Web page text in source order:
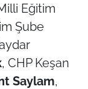
Eğitim
Şube
, CHP Keşan
Saylam,